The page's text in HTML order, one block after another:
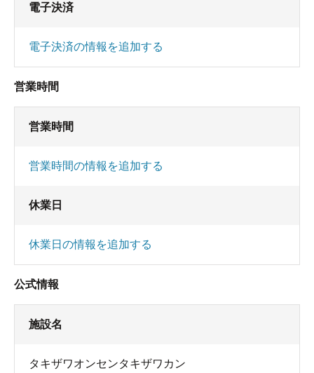
加温している割に湯温が低くて暖まりも悪いし、
ら、イメージは変わったと思います。）
宿を後にして、友人と二人、源泉掛け流しの湯を
した。
あ、浴槽の脇の源泉口から冷たい源泉を飲んでみ
でもこれが噂の炭酸泉と思えば、嬉しい不味さで
もありました。
電子決済
電子決済の情報を追加する
営業時間
営業時間
営業時間の情報を追加する
休業日
休業日の情報を追加する
公式情報
施設名
タキザワオンセンタキザワカン